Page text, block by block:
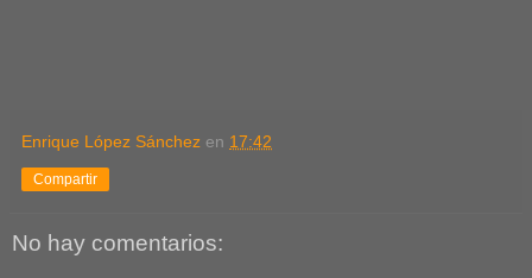
Enrique López Sánchez en 17:42
Compartir
No hay comentarios: